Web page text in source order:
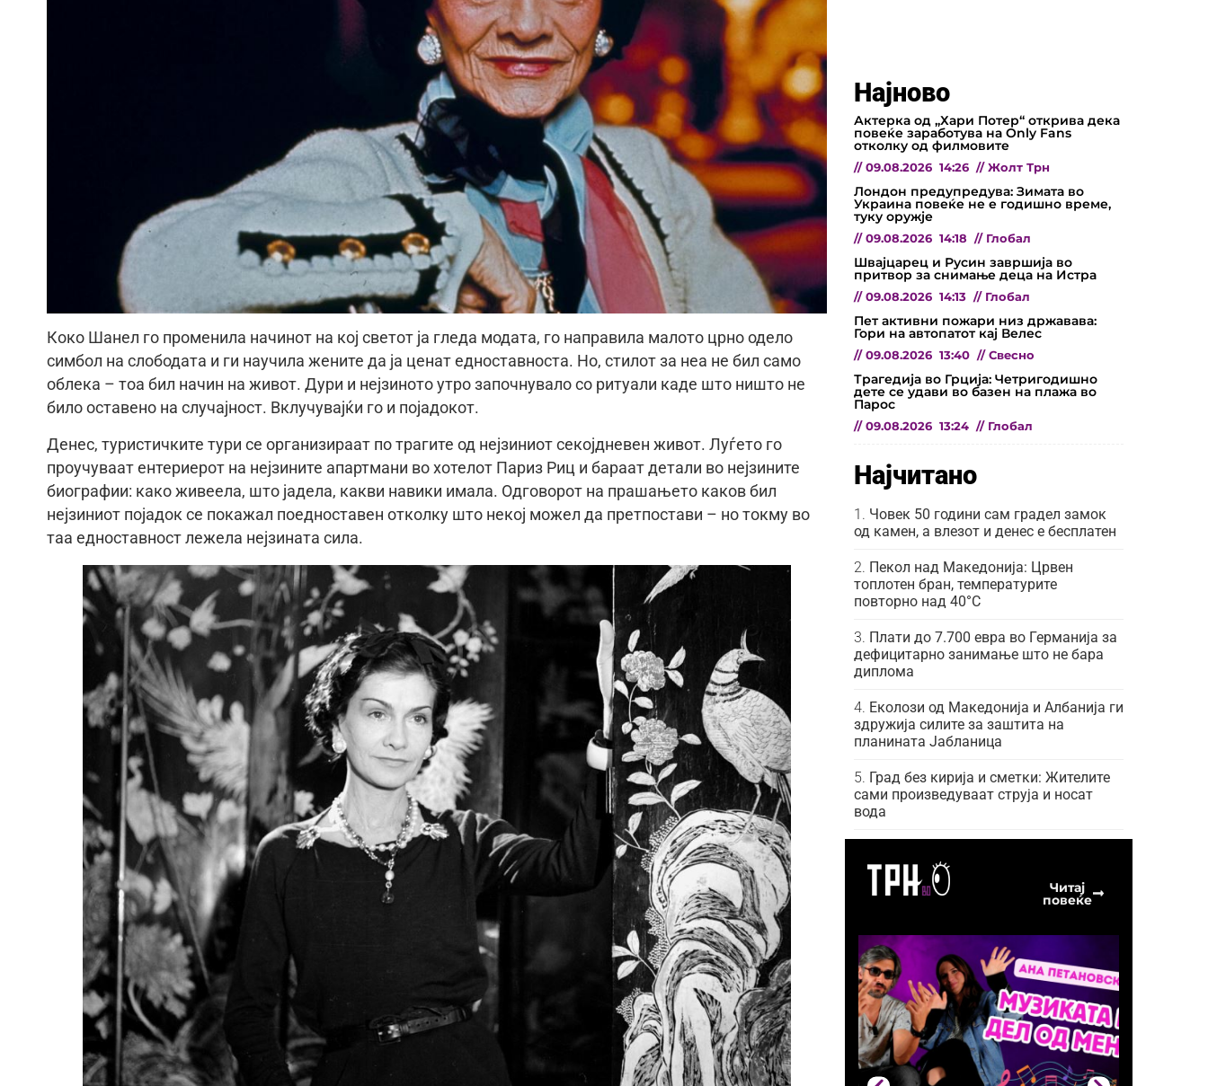
Коко Шанел го променила начинот на кој светот ја гледа модата, го направила малото црно одело
симбол на слободата и ги научила жените да ја ценат едноставноста. Но, стилот за неа не бил само
облека – тоа бил начин на живот. Дури и нејзиното утро започнувало со ритуали каде што ништо не
било оставено на случајност. Вклучувајќи го и појадокот.
Денес, туристичките тури се организираат по трагите од нејзиниот секојдневен живот. Луѓето го
проучуваат ентериерот на нејзините апартмани во хотелот Париз Риц и бараат детали во нејзините
биографии: како живеела, што јадела, какви навики имала. Одговорот на прашањето каков бил
нејзиниот појадок се покажал поедноставен отколку што некој можел да претпостави – но токму во
таа едноставност лежела нејзината сила.
Најново
Актерка од „Хари Потер“ открива дека
повеќе заработува на Only Fans
отколку од филмовите
// 09.08.2026 14:26 // Жолт Трн
Лондон предупредува: Зимата во
Украина повеќе не е годишно време,
туку оружје
// 09.08.2026 14:18 // Глобал
Швајцарец и Русин завршија во
притвор за снимање деца на Истра
// 09.08.2026 14:13 // Глобал
Пет активни пожари низ државава:
Гори на автопатот кај Велес
// 09.08.2026 13:40 // Свесно
Трагедија во Грција: Четригодишно
дете се удави во базен на плажа во
Парос
// 09.08.2026 13:24 // Глобал
Најчитано
Човек 50 години сам градел замок
од камен, а влезот и денес е бесплатен
Пекол над Македонија: Црвен
топлотен бран, температурите
повторно над 40°C
Плати до 7.700 евра во Германија за
дефицитарно занимање што не бара
диплома
Еколози од Македонија и Албанија ги
здружија силите за заштита на
планината Јабланица
Град без кирија и сметки: Жителите
сами произведуваат струја и носат
вода
Читај
повеќе